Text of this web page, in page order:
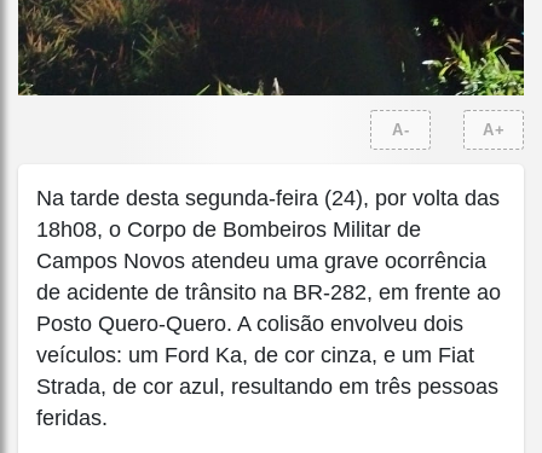
A- A+
Na tarde desta segunda-feira (24), por volta das
18h08, o Corpo de Bombeiros Militar de
Campos Novos atendeu uma grave ocorrência
de acidente de trânsito na BR-282, em frente ao
Posto Quero-Quero. A colisão envolveu dois
veículos: um Ford Ka, de cor cinza, e um Fiat
Strada, de cor azul, resultando em três pessoas
feridas.